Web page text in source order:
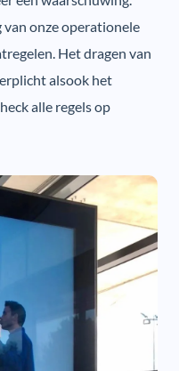
van onze operationele
Het dragen van
alsook het
alle regels op